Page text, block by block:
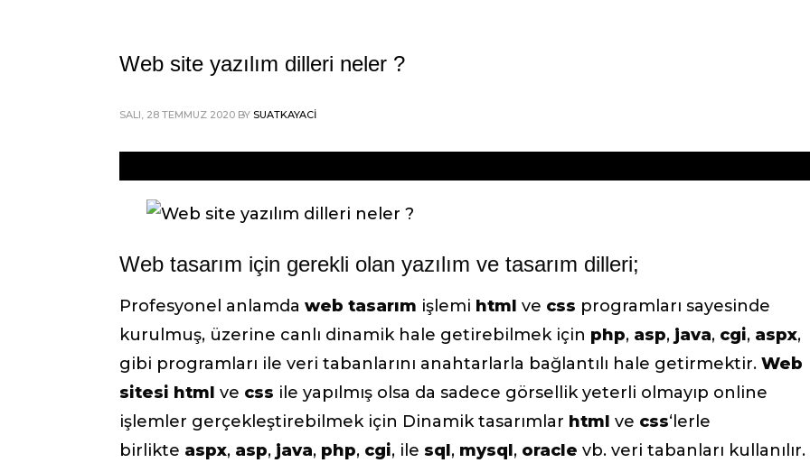
Web site yazılım dilleri neler ?
SALI, 28 TEMMUZ 2020 BY SUATKAYACI
Web tasarım için gerekli olan yazılım ve tasarım dilleri;
Profesyonel anlamda web tasarım işlemi html ve css programları sayesinde
kurulmuş, üzerine canlı dinamik hale getirebilmek için php, asp, java, cgi, aspx,
gibi programları ile veri tabanlarını anahtarlarla bağlantılı hale getirmektir. Web
sitesi html ve css ile yapılmış olsa da sadece görsellik yeterli olmayıp online
işlemler gerçekleştirebilmek için Dinamik tasarımlar html ve css‘lerle
birlikte aspx, asp, java, php, cgi, ile sql, mysql, oracle vb. veri tabanları kullanılır.